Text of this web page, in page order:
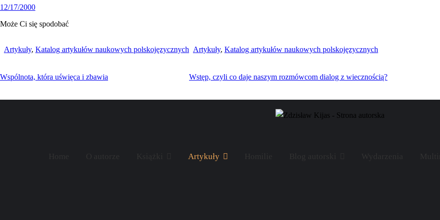
12/17/2000
Może Ci się spodobać
Artykuły, Katalog artykułów naukowych polskojęzycznych
Wspólnota, która uświęca i zbawia
Artykuły, Katalog artykułów naukowych polskojęzycznych
Wstęp, czyli co daje naszym rozmówcom dialog z wiecznością?
Artykuły